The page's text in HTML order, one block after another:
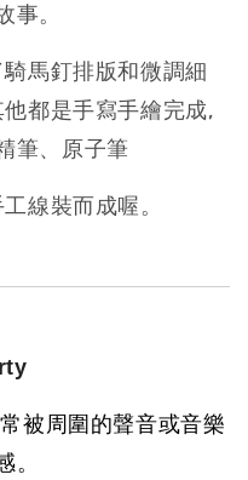
。
馬釘排版和微調細
都是手寫手繪完成,
筆、原子筆
線裝而成喔。
被周圍的聲音或音樂
。